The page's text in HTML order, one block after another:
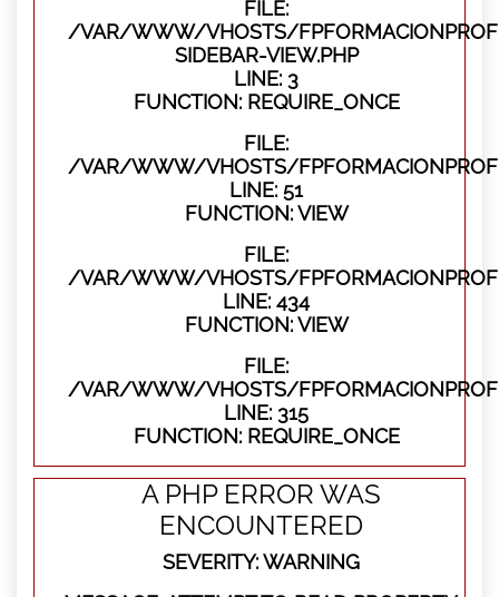
FILE:
/VAR/WWW/VHOSTS/
SIDEBAR-VIEW.PHP
LINE: 3
FUNCTION: REQUIRE_ONCE
FILE:
/VAR/WWW/VHOSTS/
LINE: 51
FUNCTION: VIEW
FILE:
/VAR/WWW/VHOSTS/
LINE: 434
FUNCTION: VIEW
FILE:
/VAR/WWW/VHOSTS/
LINE: 315
FUNCTION: REQUIRE_ONCE
A PHP ERROR WAS
ENCOUNTERED
SEVERITY: WARNING